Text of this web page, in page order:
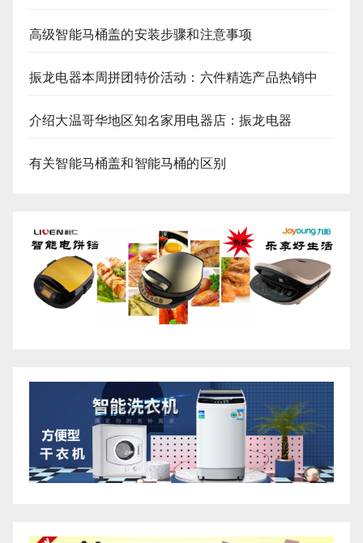
高级智能马桶盖的安装步骤和注意事项
振龙电器本周拼团特价活动：六件精选产品热销中
介绍大温哥华地区知名家用电器店：振龙电器
有关智能马桶盖和智能马桶的区别